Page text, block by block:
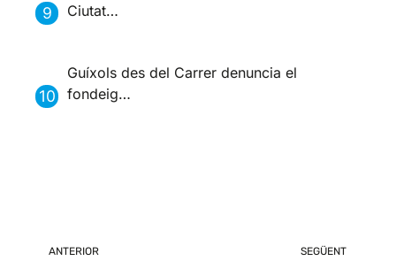
Ciutat…
Guíxols des del Carrer denuncia el
fondeig…
ANTERIOR SEGÜENT